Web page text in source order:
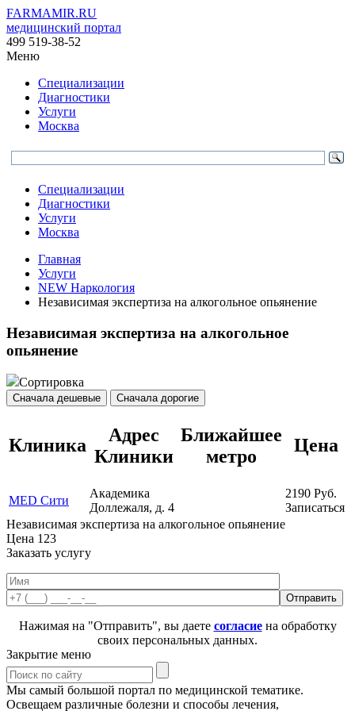
FARMAMIR.RU
медицинский портал
499 519-38-52
Меню
Специализации
Диагностики
Услуги
Москва
Специализации
Диагностики
Услуги
Москва
Главная
Услуги
NEW Наркология
Независимая экспертиза на алкогольное опьянение
Независимая экспертиза на алкогольное
опьянение
Сортировка
Сначала дешевые Сначала дорогие
Клиника
Адрес
Клиники
Ближайшее
метро
Цена
MED Сити
Академика
Доллежаля, д. 4
2190 Руб.
Записаться
Независимая экспертиза на алкогольное опьянение
Цена 123
Заказать услугу
Нажимая на "Отправить", вы даете согласиена обработку
своих персональных данных.
Закрытие меню
Мы самый большой портал по медицинской тематике.
Освещаем различные болезни и способы лечения,